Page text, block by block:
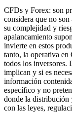
CFDs y Forex: son
considera que no
su complejidad y
apalancamiento
invierte en estos
tanto, la operativa en
todos los inversores.
implican y si es
información
específico y no
donde la distribución
con las leyes,